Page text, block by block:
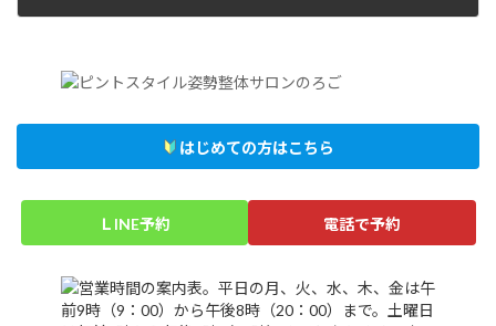
はじめての方はこちら
ＬINE予約 電話で予約